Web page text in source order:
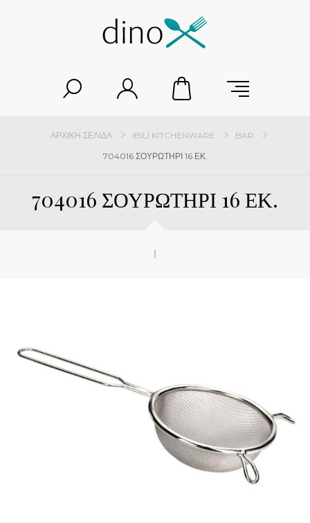
ΑΡΧΙΚΉ ΣΕΛΊΔΑ IBILI KITCHENWARE
BAR
704016 ΣΟΥΡΩΤΗΡΙ 16 ΕΚ.
704016 ΣΟΥΡΩΤΗΡΙ 16 ΕΚ.